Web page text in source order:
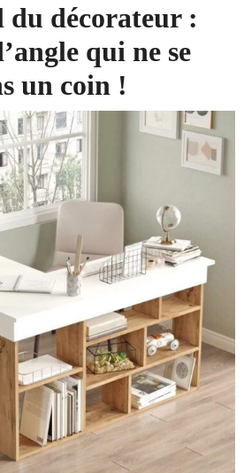
du décorateur :
qui ne se
un coin !